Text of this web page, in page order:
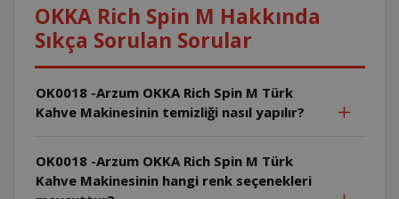
OKKA Rich Spin M Hakkında
Sıkça Sorulan Sorular
OK0018 -Arzum OKKA Rich Spin M Türk
Kahve Makinesinin temizliği nasıl yapılır?
OK0018 -Arzum OKKA Rich Spin M Türk
Kahve Makinesinin hangi renk seçenekleri